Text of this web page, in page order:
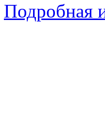
Подробная